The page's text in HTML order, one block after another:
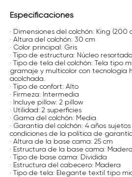
Especificaciones
· Dimensiones del colchón: King (200
· Altura del colchón: 30 cm
· Color principal: Gris
· Tipo de estructura: Núcleo resortado
· Tipo de tela del colchón: Tela tipo
gramaje y multicolor con tecnología
acolchada.
· Tipo de confort: Alto
· Firmeza: Intermedia
· Incluye pillow: 2 pillow
· Utilidad: 2 superficies
· Gama del colchón: Media
· Garantía del colchón: 4 años
condiciones de la política de
· Altura de la base cama: 25 cm
· Estructura de la base cama: Madera
· Tipo de base cama: Dividida
· Estructura del cabecero: Madera
· Tipo de tela: Elegante textil tipo